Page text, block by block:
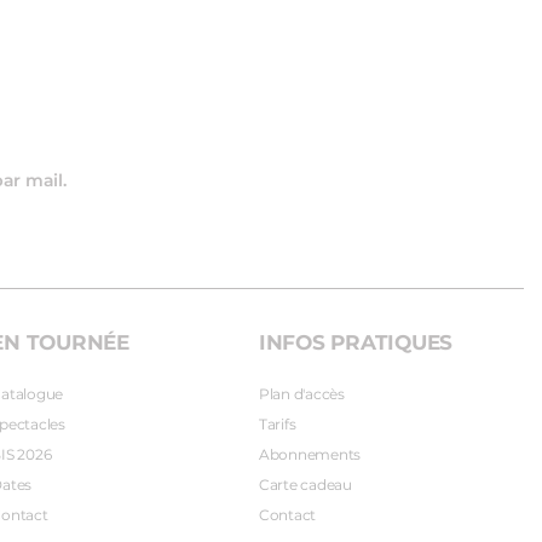
TOURNÉE
2026
INFOS PRATIQUES
Plan d'accès
Tarifs
Abonnements
Carte cadeau
Contact
mail.